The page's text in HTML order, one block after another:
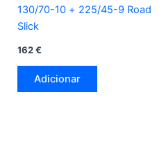
130/70-10 + 225/45-9 Road
Slick
162€
Adicionar